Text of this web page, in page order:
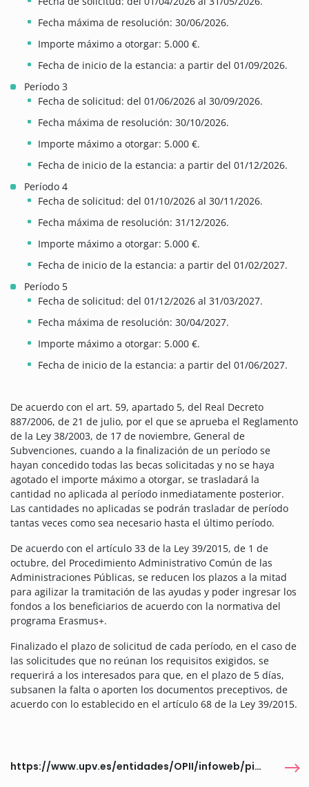
Fecha máxima de resolución: 30/06/2026.
Importe máximo a otorgar: 5.000 €.
Fecha de inicio de la estancia: a partir del 01/09/2026.
Período 3
Fecha de solicitud: del 01/06/2026 al 30/09/2026.
Fecha máxima de resolución: 30/10/2026.
Importe máximo a otorgar: 5.000 €.
Fecha de inicio de la estancia: a partir del 01/12/2026.
Período 4
Fecha de solicitud: del 01/10/2026 al 30/11/2026.
Fecha máxima de resolución: 31/12/2026.
Importe máximo a otorgar: 5.000 €.
Fecha de inicio de la estancia: a partir del 01/02/2027.
Período 5
Fecha de solicitud: del 01/12/2026 al 31/03/2027.
Fecha máxima de resolución: 30/04/2027.
Importe máximo a otorgar: 5.000 €.
Fecha de inicio de la estancia: a partir del 01/06/2027.
De acuerdo con el art. 59, apartado 5, del Real Decreto
887/2006, de 21 de julio, por el que se aprueba el Reglamento
de la Ley 38/2003, de 17 de noviembre, General de
Subvenciones, cuando a la finalización de un período se
hayan concedido todas las becas solicitadas y no se haya
agotado el importe máximo a otorgar, se trasladará la
cantidad no aplicada al período inmediatamente posterior.
Las cantidades no aplicadas se podrán trasladar de período
tantas veces como sea necesario hasta el último período.
De acuerdo con el artículo 33 de la Ley 39/2015, de 1 de
octubre, del Procedimiento Administrativo Común de las
Administraciones Públicas, se reducen los plazos a la mitad
para agilizar la tramitación de las ayudas y poder ingresar los
fondos a los beneficiarios de acuerdo con la normativa del
programa Erasmus+.
Finalizado el plazo de solicitud de cada período, en el caso de
las solicitudes que no reúnan los requisitos exigidos, se
requerirá a los interesados para que, en el plazo de 5 días,
subsanen la falta o aporten los documentos preceptivos, de
acuerdo con lo establecido en el artículo 68 de la Ley 39/2015.
https://www.upv.es/entidades/OPII/infoweb/pi/info/1259677normalc.html